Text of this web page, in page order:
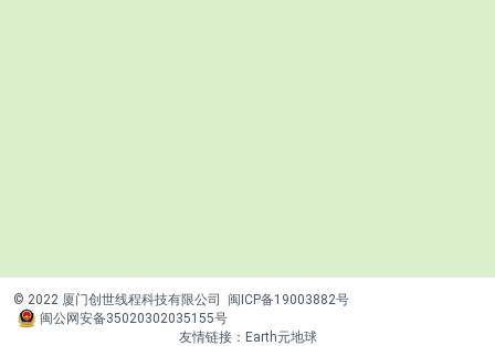
© 2022 厦门创世线程科技有限公司
闽ICP备19003882号
闽公网安备35020302035155号
友情链接： Earth元地球